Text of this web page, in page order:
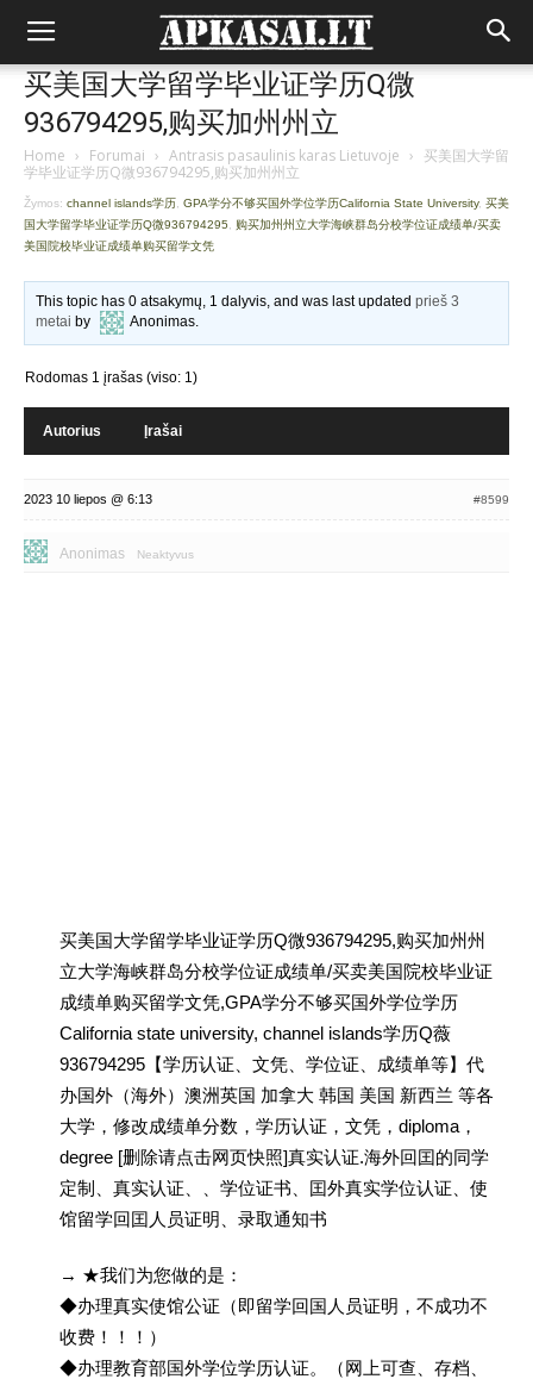
买美国大学留学毕业证学历Q微
936794295,购买加州州立
Home › Forumai › Antrasis pasaulinis karas Lietuvoje › 买美国大学留
学毕业证学历Q微936794295,购买加州州立
Žymos: channel islands学历 GPA学分不够买国外学位学历California State University, 买美
国大学留学毕业证学历Q微936794295
购买加州州立大学海峡群岛分校学位证成绩单/买卖
美国院校毕业证成绩单购买留学文凭
This topic has 0 atsakymų, 1 dalyvis, and was last updatedprieš 3
metai by Anonimas.
Rodomas 1 įrašas (viso: 1)
Autorius Įrašai
2023 10 liepos @ 6:13 #8599
Anonimas Neaktyvus
买美国大学留学毕业证学历Q微936794295,购买加州州
立大学海峡群岛分校学位证成绩单/买卖美国院校毕业证
成绩单购买留学文凭,GPA学分不够买国外学位学历
California state university, channel islands学历Q薇
936794295【学历认证、文凭、学位证、成绩单等】代
办国外（海外）澳洲英国 加拿大 韩国 美国 新西兰 等各
大学，修改成绩单分数，学历认证，文凭，diploma，
degree [删除请点击网页快照]真实认证.海外回囯的同学
定制、真实认证、、学位证书、囯外真实学位认证、使
馆留学回囯人员证明、录取通知书
→ ★我们为您做的是：
◆办理真实使馆公证（即留学回国人员证明，不成功不
收费！！！）
◆办理教育部国外学位学历认证。（网上可查、存档、